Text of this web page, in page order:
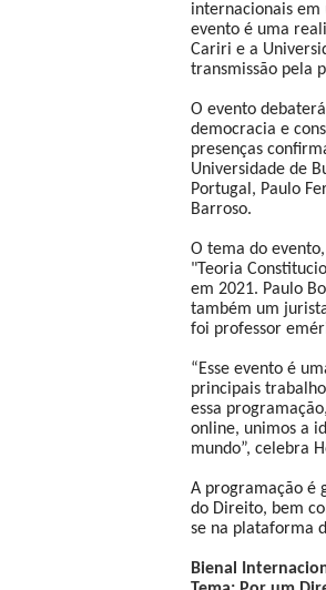
internacionais em
evento é uma
Cariri e a
transmissão pela
O evento
democracia e
presenças
Universidade de
Portugal, Paulo
Barroso.
O tema do
"Teoria
em 2021. Paulo
também um
foi professor
“Esse evento é
principais
essa
online, unimos a
mundo”, celebra
A programação é
do Direito, bem
se na plataforma
Bienal